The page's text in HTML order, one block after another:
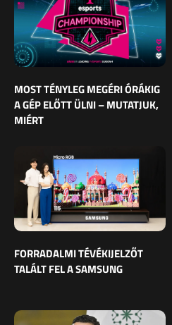
MOST TÉNYLEG MEGÉRI ÓRÁKIG
A GÉP ELŐTT ÜLNI – MUTATJUK,
MIÉRT
FORRADALMI TÉVÉKIJELZŐT
TALÁLT FEL A SAMSUNG